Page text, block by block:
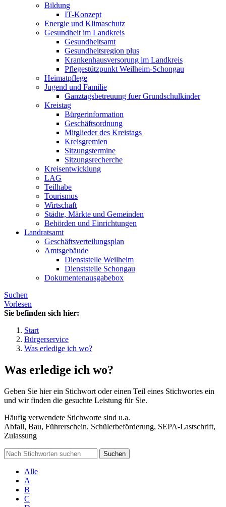
Bildung
IT-Konzept
Energie und Klimaschutz
Gesundheit im Landkreis
Gesundheitsamt
Gesundheitsregion plus
Krankenhausversorung im Landkreis
Pflegestützpunkt Weilheim-Schongau
Heimatpflege
Jugend und Familie
Ganztagsbetreuung fuer Grundschulkinder
Kreistag
Bürgerinformation
Geschäftsordnung
Mitglieder des Kreistags
Kreisgremien
Sitzungstermine
Sitzungsrecherche
Kreisentwicklung
LAG
Teilhabe
Tourismus
Wirtschaft
Städte, Märkte und Gemeinden
Behörden und Einrichtungen
Landratsamt
Geschäftsverteilungsplan
Amtsgebäude
Dienststelle Weilheim
Dienststelle Schongau
Dokumentenausgabebox
Suchen
Vorlesen
Sie befinden sich hier:
Start
Bürgerservice
Was erledige ich wo?
Was erledige ich wo?
Geben Sie hier ein Stichwort oder einen Teil eines Stichwortes ein
und wir finden die gesuchte Leistung für Sie.
Häufig verwendete Stichworte sind u.a.
Abfall, Bau, Führerschein, Schülerbeförderung, SEPA-Lastschrift,
Zulassung
Suchen
Alle
A
B
C